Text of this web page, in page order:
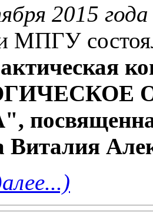
2015 года
МПГУ
Виталия